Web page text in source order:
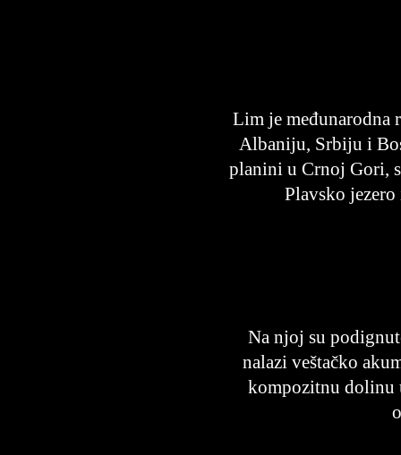
Lim je međunarodna
Albaniju, Srbiju i
planini u Crnoj Gori,
Plavsko
Na njoj su
nalazi veštačko
kompozitnu dolinu